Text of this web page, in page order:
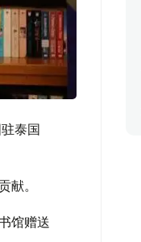
泰国
献。
馆赠送